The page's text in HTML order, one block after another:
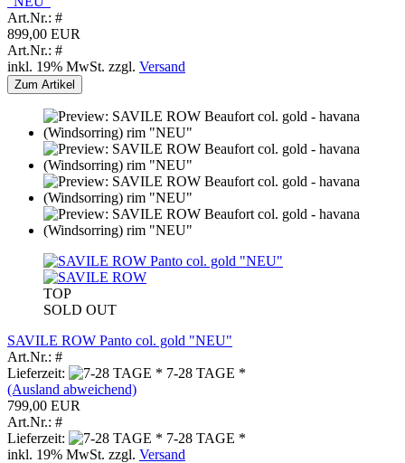
Art.Nr.: #
899,00 EUR
Art.Nr.: #
inkl. 19% MwSt. zzgl. Versand
Zum Artikel
TOP
SOLD OUT
SAVILE ROW Panto col. gold "NEU"
Art.Nr.: #
Lieferzeit:
7-28 TAGE *
(Ausland abweichend)
799,00 EUR
Art.Nr.: #
Lieferzeit:
7-28 TAGE *
inkl. 19% MwSt. zzgl. Versand